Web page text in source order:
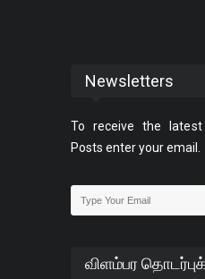
Newsletters
To receive the
Posts enter your email.
விளம்பர